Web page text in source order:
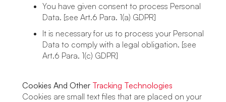
You have given consent to process Personal
Data. [see Art.6 Para. 1(a) GDPR]
It is necessary for us to process your Personal
Data to comply with a legal obligation. [see
Art.6 Para. 1(c) GDPR]
Cookies And Other Tracking Technologies
Cookies are small text files that are placed on your